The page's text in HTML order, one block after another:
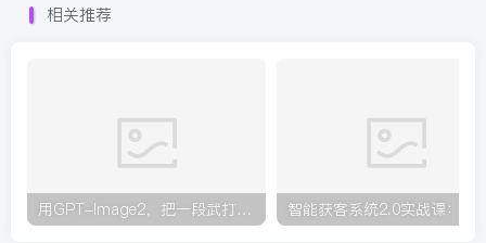
相关推荐
用GPT-Image2，把一段武打对决拆成24个连续镜头，从人物建立、动作衔接、运镜节奏，到情绪爆发